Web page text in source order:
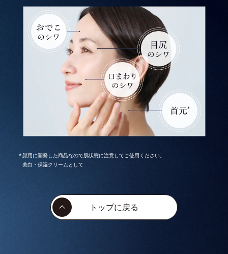
顔用に開発した商品なので肌状態に注意してご使用ください。
美白・保湿クリームとして
トップに戻る